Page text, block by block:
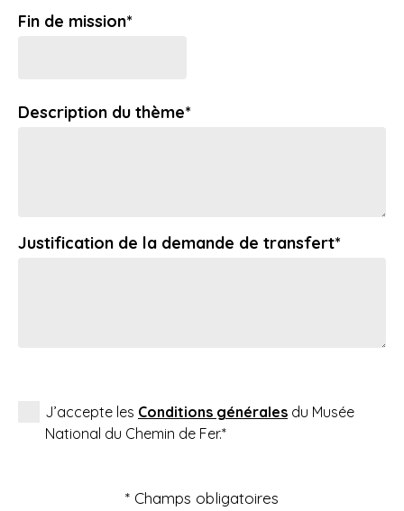
Fin de mission*
Description du thème*
Justification de la demande de transfert*
J’accepte les Conditions générales du Musée
National du Chemin de Fer.*
* Champs obligatoires